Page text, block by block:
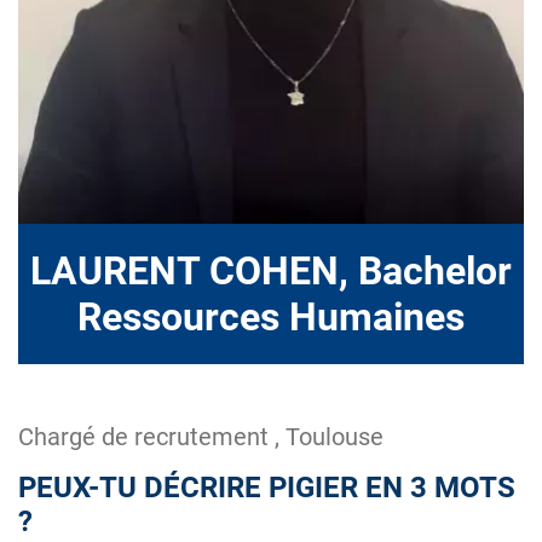
LAURENT COHEN, Bachelor
Ressources Humaines
Chargé de recrutement , Toulouse
PEUX-TU DÉCRIRE PIGIER EN 3 MOTS
?